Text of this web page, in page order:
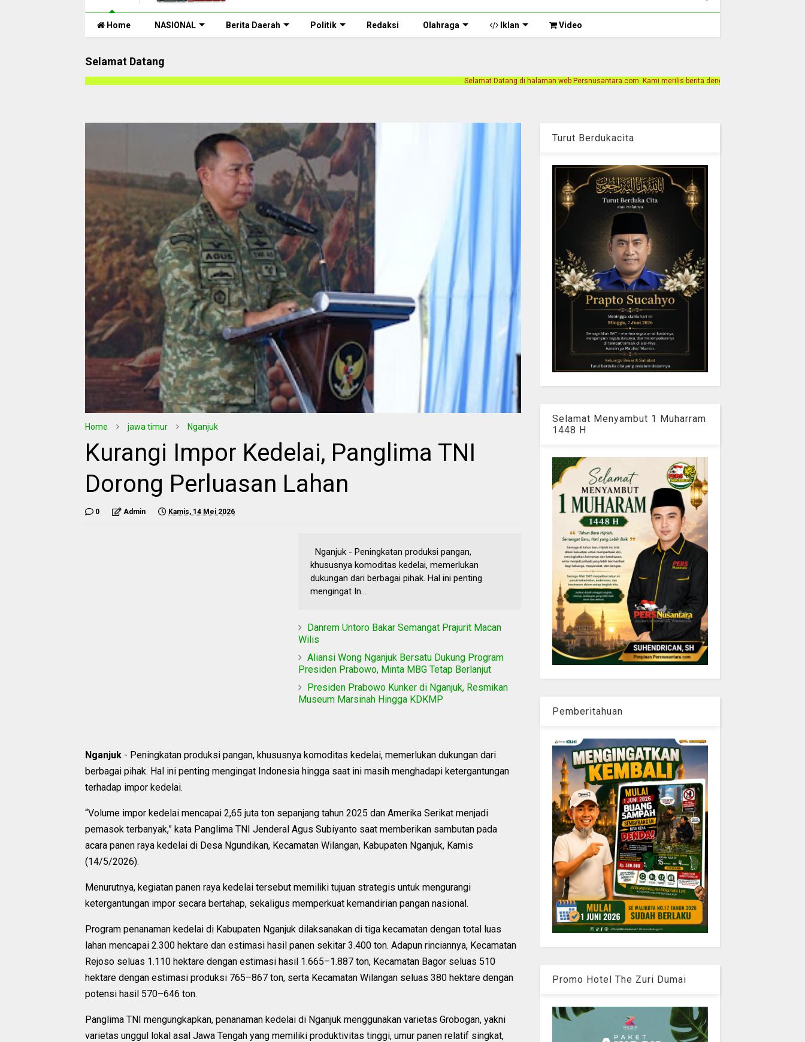
Home NASIONAL Berita Daerah Politik Redaksi Olahraga Iklan Video
Selamat Datang
Selamat Datang di halaman web Persnusantara.com. Kami merilis berita dengan motto Akurat, Independen, Terpercaya.
Home jawa timur Nganjuk
Kurangi Impor Kedelai, Panglima TNI
Dorong Perluasan Lahan
0 Admin Kamis, 14 Mei 2026
Nganjuk - Peningkatan produksi pangan,
khususnya komoditas kedelai, memerlukan
dukungan dari berbagai pihak. Hal ini penting
mengingat In...
Danrem Untoro Bakar Semangat Prajurit Macan
Wilis
Aliansi Wong Nganjuk Bersatu Dukung Program
Presiden Prabowo, Minta MBG Tetap Berlanjut
Presiden Prabowo Kunker di Nganjuk, Resmikan
Museum Marsinah Hingga KDKMP
Nganjuk - Peningkatan produksi pangan, khususnya komoditas kedelai, memerlukan dukungan dari
berbagai pihak. Hal ini penting mengingat Indonesia hingga saat ini masih menghadapi ketergantungan
terhadap impor kedelai.
“Volume impor kedelai mencapai 2,65 juta ton sepanjang tahun 2025 dan Amerika Serikat menjadi
pemasok terbanyak,” kata Panglima TNI Jenderal Agus Subiyanto saat memberikan sambutan pada
acara panen raya kedelai di Desa Ngundikan, Kecamatan Wilangan, Kabupaten Nganjuk, Kamis
(14/5/2026).
Menurutnya, kegiatan panen raya kedelai tersebut memiliki tujuan strategis untuk mengurangi
ketergantungan impor secara bertahap, sekaligus memperkuat kemandirian pangan nasional.
Program penanaman kedelai di Kabupaten Nganjuk dilaksanakan di tiga kecamatan dengan total luas
lahan mencapai 2.300 hektare dan estimasi hasil panen sekitar 3.400 ton. Adapun rinciannya, Kecamatan
Rejoso seluas 1.110 hektare dengan estimasi hasil 1.665–1.887 ton, Kecamatan Bagor seluas 510
hektare dengan estimasi produksi 765–867 ton, serta Kecamatan Wilangan seluas 380 hektare dengan
potensi hasil 570–646 ton.
Panglima TNI mengungkapkan, penanaman kedelai di Nganjuk menggunakan varietas Grobogan, yakni
varietas unggul lokal asal Jawa Tengah yang memiliki produktivitas tinggi, umur panen relatif singkat,
Turut Berdukacita
Selamat Menyambut 1 Muharram
1448 H
Pemberitahuan
Promo Hotel The Zuri Dumai